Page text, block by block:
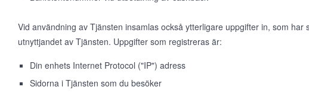
Vid användning av Tjänsten insamlas också ytterligare uppgifter in, som har
utnyttjandet av Tjänsten. Uppgifter som registreras är:
Din enhets Internet Protocol ("IP") adress
Sidorna i Tjänsten som du besöker